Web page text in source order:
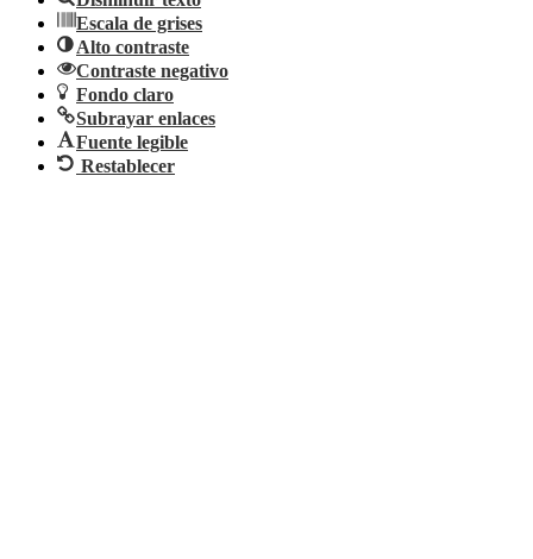
Escala de grises
Alto contraste
Contraste negativo
Fondo claro
Subrayar enlaces
Fuente legible
Restablecer